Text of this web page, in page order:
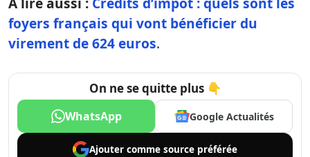
foyers français qui vont bénéficier du
virement de 624 euros.
On ne se quitte plus 👇
WhatsApp Google Actualités
Ajouter comme source préférée